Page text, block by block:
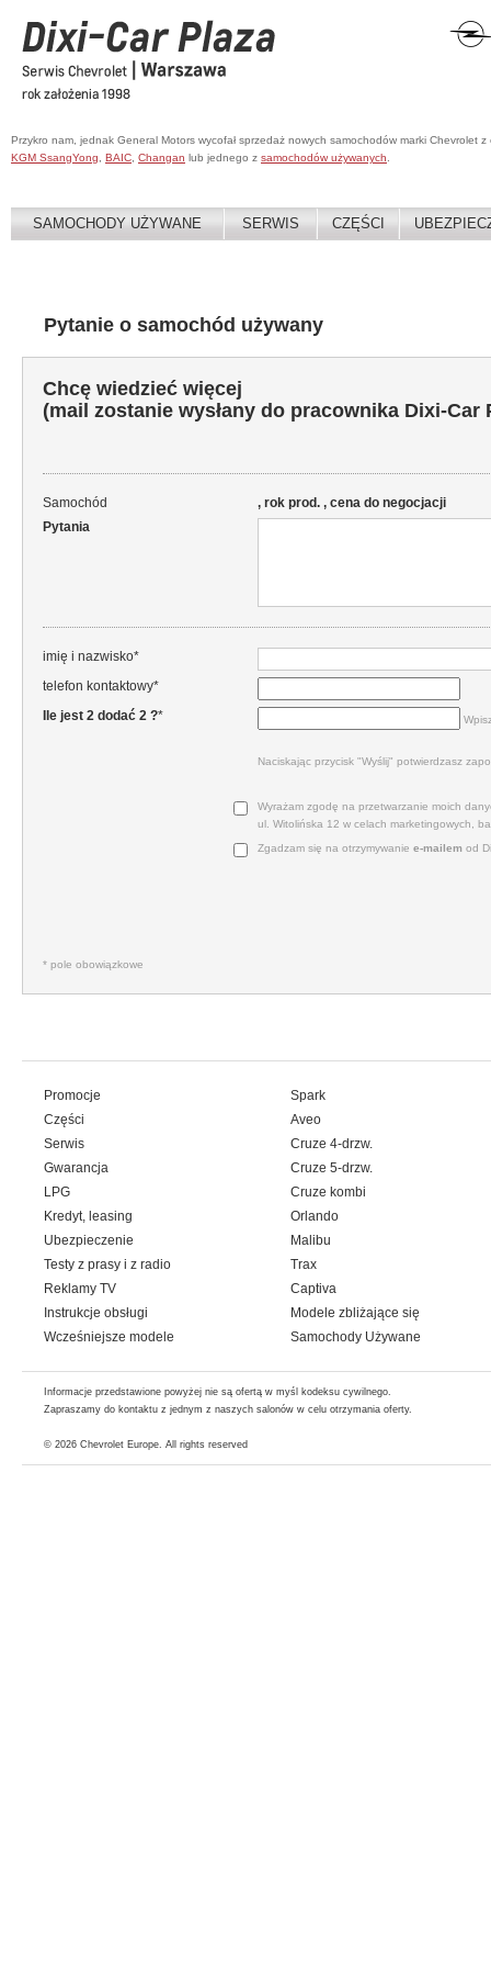
Przykro nam, jednak General Motors wycofał sprzedaż nowych samochodów marki Chevrolet
KGM SsangYong
BAIC Changan lub jednego z samochodów używanych
SAMOCHODY UŻYWANE SERWIS CZĘŚCI
Pytanie o samochód używany
Chcę wiedzieć więcej
(mail zostanie wysłany do pracownika Dixi-Car
Samochód
, rok prod. , cena do negocjacji
Pytania
imię i nazwisko*
telefon kontaktowy*
Ile jest 2 dodać 2 ?*
Naciskając przycisk "Wyślij" potwierdzasz
Wyrażam zgodę na przetwarzanie moich
ul. Witolińska 12 w celach marketingowych,
Zgadzam się na otrzymywanie e‑mailem od
* pole obowiązkowe
Promocje
Części
Serwis
Gwarancja
LPG
Kredyt, leasing
Ubezpieczenie
Testy z prasy i z radio
Reklamy TV
Instrukcje obsługi
Wcześniejsze modele
Spark
Aveo
Cruze 4-drzw.
Cruze 5-drzw.
Cruze kombi
Orlando
Malibu
Trax
Captiva
Modele zbliżające się
Samochody Używane
Informacje przedstawione powyżej nie są ofertą w myśl kodeksu cywilnego.
Zapraszamy do kontaktu z jednym z naszych salonów w celu otrzymania oferty.
© 2026 Chevrolet Europe. All rights reserved